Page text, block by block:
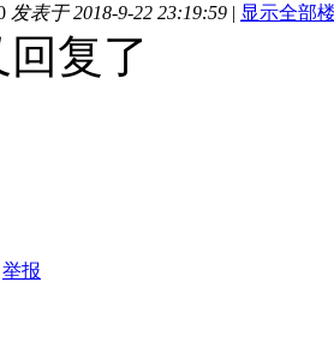
发表于 2018-9-22 23:19:59 | 显示全部
复了
举报